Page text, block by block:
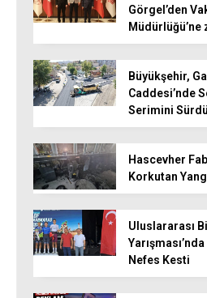
Görgel’den
Müdürlüğü’ne
Büyükşehir,
Caddesi’nde
Serimini
Hascevher
Korkutan
Uluslararası
Nefes Kesti